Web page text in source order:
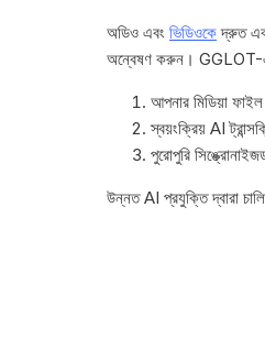
অডিও এবং ভিডিওকেদ্রুত
অন্বেষণ করুন। GGLOT-
আপনার মিডিয়া ফাইল
স্বয়ংক্রিয় AI
পুরোপুরি
উন্নত AI প্রযুক্তি দ্বারা